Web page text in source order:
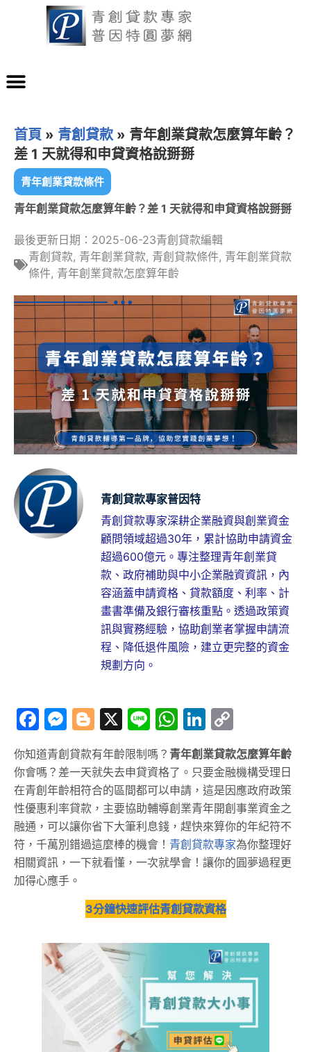
首頁 » 青創貸款» 青年創業貸款怎麼算年齡？
差 1 天就得和申貸資格說掰掰
青年創業貸款條件
青年創業貸款怎麼算年齡？差 1 天就得和申貸資格說掰掰
最後更新日期：2025-06-23青創貸款編輯
青創貸款, 青年創業貸款, 青創貸款條件, 青年創業貸款
條件, 青年創業貸款怎麼算年齡
青創貸款專家普因特
青創貸款專家深耕企業融資與創業資金
顧問領域超過30年，累計協助申請資金
超過600億元。專注整理青年創業貸
款、政府補助與中小企業融資資訊，內
容涵蓋申請資格、貸款額度、利率、計
畫書準備及銀行審核重點。透過政策資
訊與實務經驗，協助創業者掌握申請流
程、降低退件風險，建立更完整的資金
規劃方向。
Facebook
Messenger
Blogger
X LineWhatsApp
LinkedIn
Link
你知道青創貸款有年齡限制嗎？ 青年創業貸款怎麼算年齡
你會嗎？差一天就失去申貸資格了。只要金融機構受理日
在青創年齡相符合的區間都可以申請，這是因應政府政策
性優惠利率貸款，主要協助輔導創業青年開創事業資金之
融通，可以讓你省下大筆利息錢，趕快來算你的年紀符不
符，千萬別錯過這麼棒的機會！ 青創貸款專家為你整理好
相關資訊，一下就看懂，一次就學會！讓你的圓夢過程更
加得心應手。
3分鐘快速評估青創貸款資格